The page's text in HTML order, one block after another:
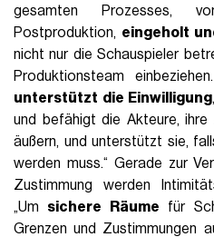
gesamten Prozesses,
Postproduktion, eingeholt
nicht nur die Schauspieler
Produktionsteam
unterstützt die Einwilligung
und befähigt die Akteure,
äußern, und unterstützt sie,
werden muss.“ Gerade zur
Zustimmung werden
„Um sichere Räume für
Grenzen und Zustimmungen